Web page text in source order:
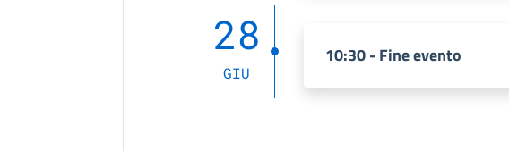
28
GIU
10:30 - Fine evento